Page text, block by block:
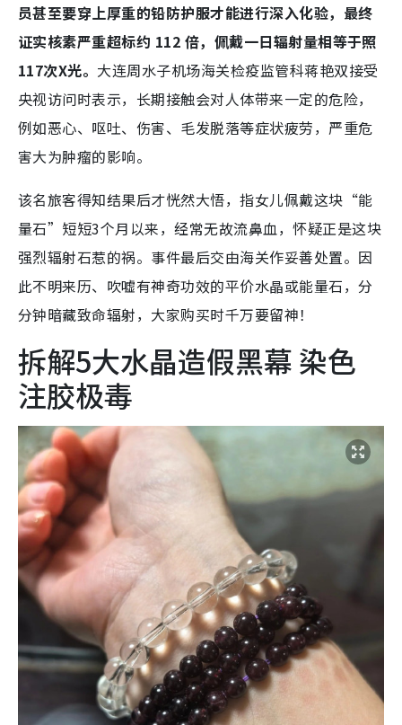
员甚至要穿上厚重的铅防护服才能进行深入化验，最终
证实核素严重超标约 112 倍，佩戴一日辐射量相等于照
117次X光。 大连周水子机场海关检疫监管科蒋艳双接受
央视访问时表示， 长期接触会对人体带来一定的危险，
例如恶心、呕吐、伤害、毛发脱落等症状疲劳，严重危
害大为肿瘤的影响。
该名旅客得知结果后才恍然大悟，指女儿佩戴这块“能
量石”短短3个月以来，经常无故流鼻血，怀疑正是这块
强烈辐射石惹的祸。事件最后交由海关作妥善处置。因
此不明来历、吹嘘有神奇功效的平价水晶或能量石，分
分钟暗藏致命辐射，大家购买时千万要留神！
拆解5大水晶造假黑幕 染色
注胶极毒